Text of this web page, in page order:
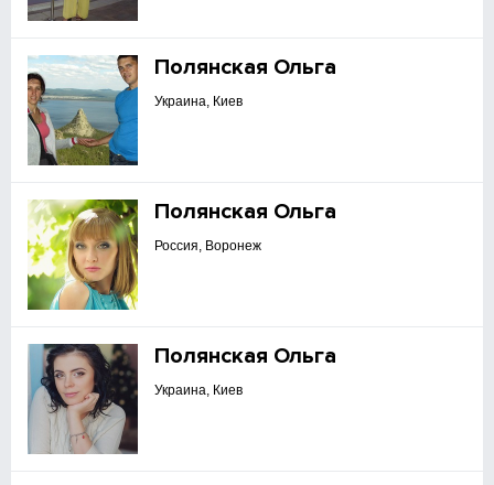
Полянская Ольга
Украина, Киев
Полянская Ольга
Россия, Воронеж
Полянская Ольга
Украина, Киев